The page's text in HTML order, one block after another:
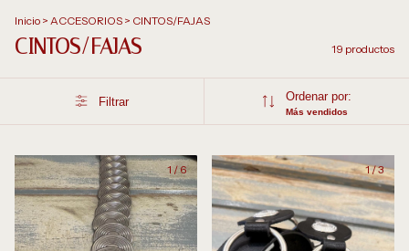
Inicio > ACCESORIOS > CINTOS/FAJAS
CINTOS/FAJAS 19 productos
Filtrar Ordenar por:
Más vendidos
1 /6 1/3